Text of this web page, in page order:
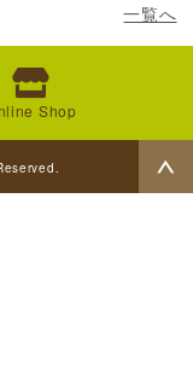
一覧へ
Shop